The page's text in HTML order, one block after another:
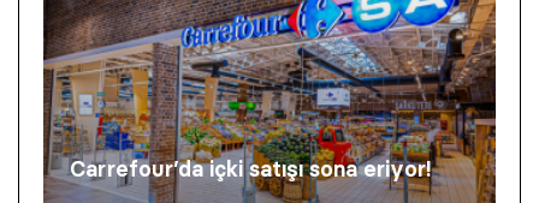
Carrefour’da içki satışı sona eriyor!